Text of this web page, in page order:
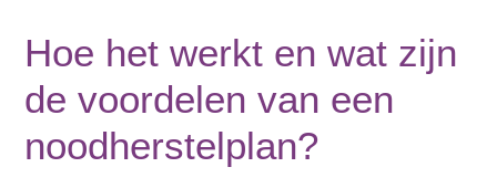
Hoe het werkt en wat zijn
de voordelen van een
noodherstelplan?